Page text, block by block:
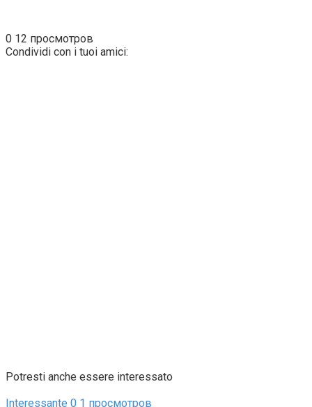
0 12 просмотров
Condividi con i tuoi amici:
Potresti anche essere interessato
Interessante 0 1 просмотров